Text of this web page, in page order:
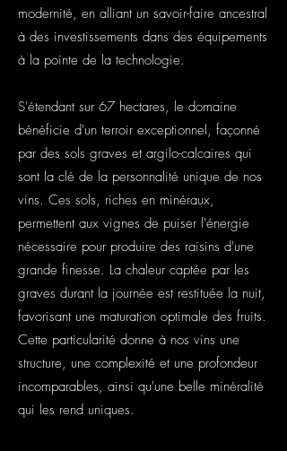
modernité, en alliant un savoir-faire ancestral
à des investissements dans des équipements
à la pointe de la technologie.
S'étendant sur 67 hectares, le domaine
bénéficie d'un terroir exceptionnel, façonné
par des sols graves et argilo-calcaires qui
sont la clé de la personnalité unique de nos
vins. Ces sols, riches en minéraux,
permettent aux vignes de puiser l'énergie
nécessaire pour produire des raisins d'une
grande finesse. La chaleur captée par les
graves durant la journée est restituée la nuit,
favorisant une maturation optimale des fruits.
Cette particularité donne à nos vins une
structure, une complexité et une profondeur
incomparables, ainsi qu'une belle minéralité
qui les rend uniques.